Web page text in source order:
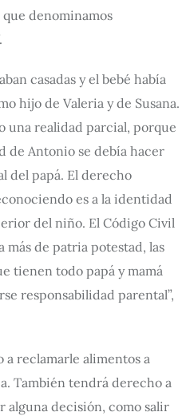
que denominamos
casadas y el bebé había
hijo de Valeria y de Susana.
una realidad parcial, porque
de Antonio se debía hacer
del papá. El derecho
es a la identidad
del niño. El Código Civil
más de patria potestad, las
tienen todo papá y mamá
responsabilidad parental”,
reclamarle alimentos a
También tendrá derecho a
alguna decisión, como salir